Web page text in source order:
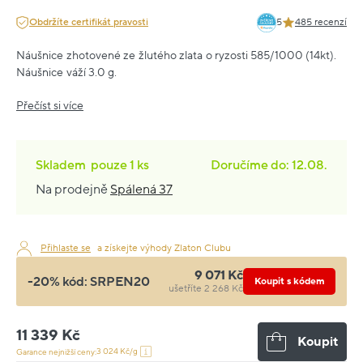
Obdržíte certifikát pravosti 5 485 recenzí
Náušnice zhotovené ze žlutého zlata o ryzosti 585/1000 (14kt).
Náušnice váží 3.0 g.
Přečíst si více
Skladem pouze1 ks
Doručíme do: 12.08.
Na prodejně Spálená 37
Přihlaste se a získejte výhody Zlaton Clubu
-20% kód: SRPEN20 9 071 Kč
ušetříte 2 268 Kč
Koupit s kódem
11 339 Kč
Garance nejnižší ceny:3 024 Kč/g
Koupit